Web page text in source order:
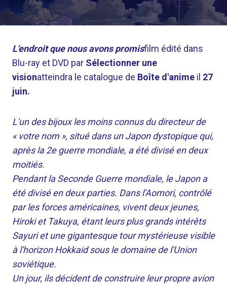
L'endroit que nous avons promisfilm édité dans
Blu-ray et DVD par Sélectionner une
visionatteindra le catalogue de Boîte d'anime il 27
juin.
L'un des bijoux les moins connus du directeur de
« votre nom », situé dans un Japon dystopique qui,
après la 2e guerre mondiale, a été divisé en deux
moitiés.
Pendant la Seconde Guerre mondiale, le Japon a
été divisé en deux parties. Dans l'Aomori, contrôlé
par les forces américaines, vivent deux jeunes,
Hiroki et Takuya, étant leurs plus grands intérêts
Sayuri et une gigantesque tour mystérieuse visible
à l'horizon Hokkaid sous le domaine de l'Union
soviétique.
Un jour, ils décident de construire leur propre avion